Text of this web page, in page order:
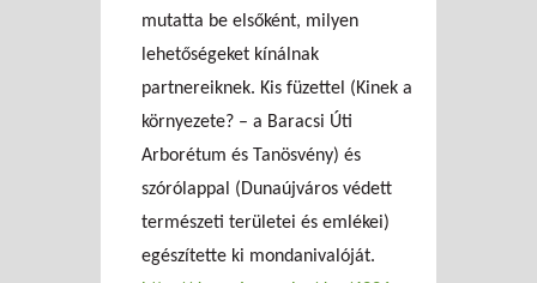
mutatta be elsőként, milyen
lehetőségeket kínálnak
partnereiknek. Kis füzettel (Kinek a
környezete? – a Baracsi Úti
Arborétum és Tanösvény) és
szórólappal (Dunaújváros védett
természeti területei és emlékei)
egészítette ki mondanivalóját.